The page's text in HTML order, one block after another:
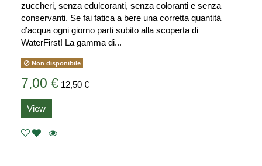
zuccheri, senza edulcoranti, senza coloranti e senza
conservanti. Se fai fatica a bere una corretta quantità
d’acqua ogni giorno parti subito alla scoperta di
WaterFirst! La gamma di...
Non disponibile
7,00 € 12,50 €
View